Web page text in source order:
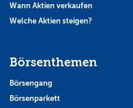
Wann Aktien verkaufen
Welche Aktien steigen?
Börsenthemen
Börsengang
Börsenparkett